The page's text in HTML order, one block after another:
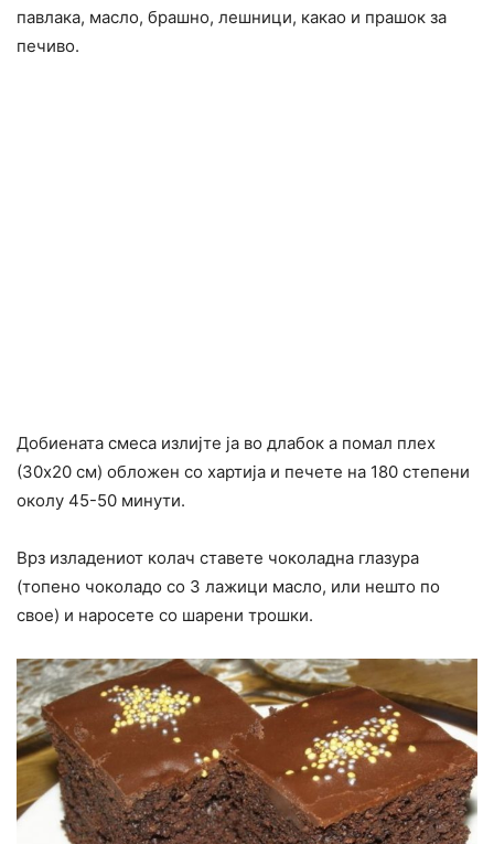
павлака, масло, брашно, лешници, какао и прашок за
печиво.
Добиената смеса излијте ја во длабок а помал плех
(30х20 см) обложен со хартија и печете на 180 степени
околу 45-50 минути.
Врз изладениот колач ставете чоколадна глазура
(топено чоколадо со 3 лажици масло, или нешто по
свое) и наросете со шарени трошки.